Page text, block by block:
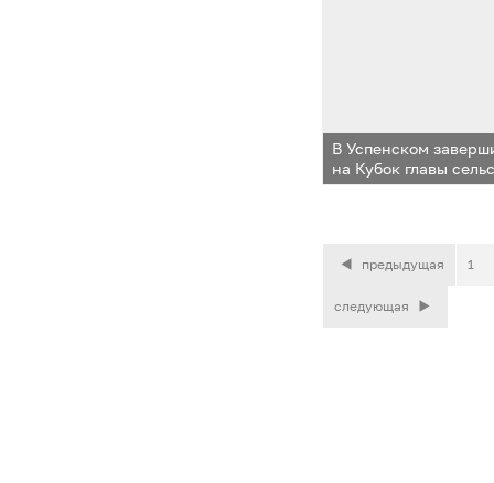
В Успенском
на Кубок главы
предыдущая 1
следующая